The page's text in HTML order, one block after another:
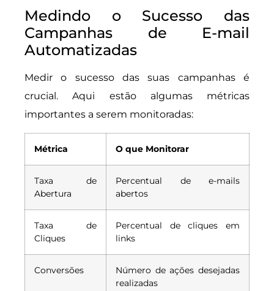
Medindo o Sucesso das
Campanhas de E-mail
Automatizadas
Medir o sucesso das suas campanhas é
crucial. Aqui estão algumas métricas
importantes a serem monitoradas:
Métrica O que Monitorar
Taxa de
Abertura
Percentual de e-mails
abertos
Taxa de
Cliques
Percentual de cliques em
links
Conversões
Número de ações desejadas
realizadas